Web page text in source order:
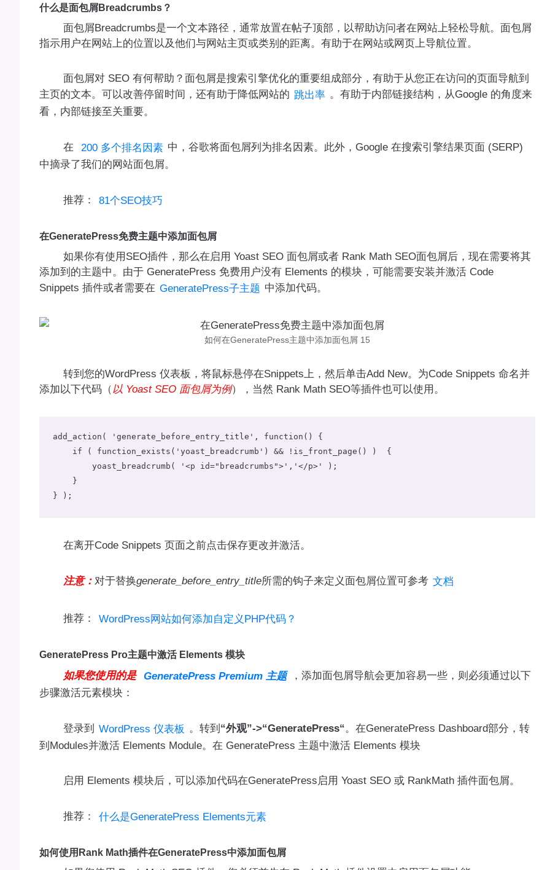
什么是面包屑Breadcrumbs？
面包屑Breadcrumbs是一个文本路径，通常放置在帖子顶部，以帮助访问者在网站上轻松导航。面包屑
指示用户在网站上的位置以及他们与网站主页或类别的距离。有助于在网站或网页上导航位置。
面包屑对 SEO 有何帮助？面包屑是搜索引擎优化的重要组成部分，有助于从您正在访问的页面导航到
主页的文本。可以改善停留时间，还有助于降低网站的 跳出率 。有助于内部链接结构，从Google 的角度来
看，内部链接至关重要。
在 200 多个排名因素 中，谷歌将面包屑列为排名因素。此外，Google 在搜索引擎结果页面 (SERP)
中摘录了我们的网站面包屑。
推荐： 81个SEO技巧
在GeneratePress免费主题中添加面包屑
如果你有使用SEO插件，那么在启用 Yoast SEO 面包屑或者 Rank Math SEO面包屑后，现在需要将其
添加到的主题中。由于 GeneratePress 免费用户没有 Elements 的模块，可能需要安装并激活 Code
Snippets 插件或者需要在 GeneratePress子主题 中添加代码。
如何在GeneratePress主题中添加面包屑 15
转到您的WordPress 仪表板，将鼠标悬停在Snippets上，然后单击Add New。为Code Snippets 命名并
添加以下代码（ 以 Yoast SEO 面包屑为例），当然 Rank Math SEO等插件也可以使用。
add_action ( 'generate_before_entry_title' , function ()
{
if
( function_exists ( 'yoast_breadcrumb' ) && ! is_front_page () )
{
        yoast_breadcrumb
( '<p id="breadcrumbs">' , '</p>'
);
}
}
);
在离开Code Snippets 页面之前点击保存更改并激活。
注意： 对于替换generate_before_entry_title所需的钩子来定义面包屑位置可参考 文档
推荐： WordPress网站如何添加自定义PHP代码？
GeneratePress Pro主题中激活 Elements 模块
如果您使用的是 GeneratePress Premium 主题
，添加面包屑导航会更加容易一些，则必须通过以下
步骤激活元素模块：
登录到 WordPress 仪表板 。转到 “外观”->“GeneratePress“。在GeneratePress Dashboard部分，转
到Modules并激活 Elements Module。在 GeneratePress 主题中激活 Elements 模块
启用 Elements 模块后，可以添加代码在GeneratePress启用 Yoast SEO 或 RankMath 插件面包屑。
推荐： 什么是GeneratePress Elements元素
如何使用Rank Math插件在GeneratePress中添加面包屑